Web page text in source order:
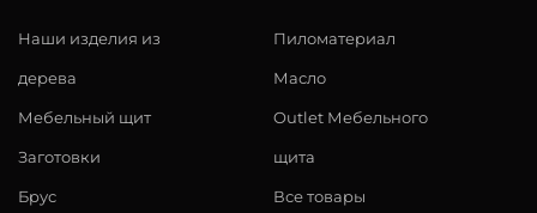
Наши изделия из
дерева
Мебельный щит
Заготовки
Брус
Пиломатериал
Масло
Outlet Мебельного
щита
Все товары